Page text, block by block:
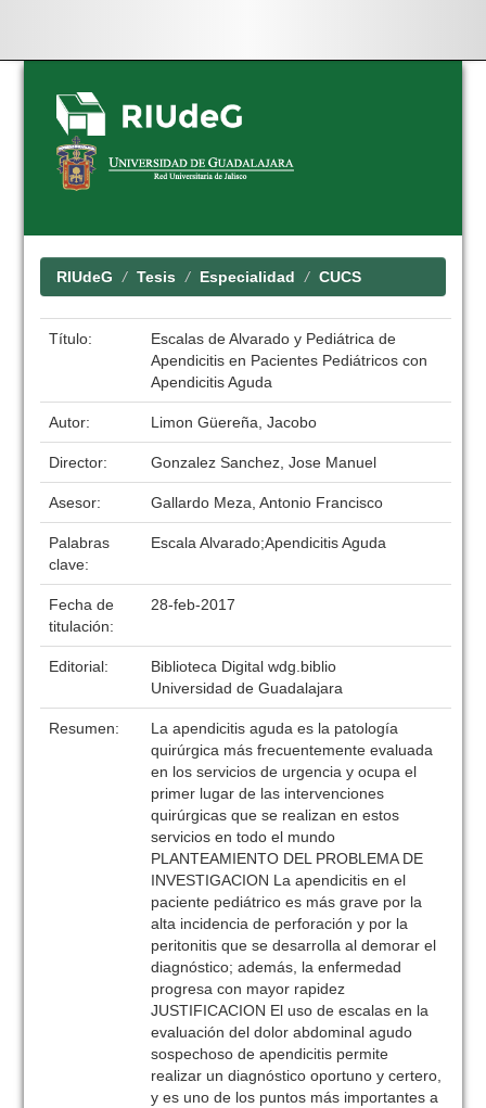
Skip
navigation
RIUdeG Tesis Especialidad CUCS
Título:
Escalas de Alvarado y Pediátrica de
Apendicitis en Pacientes Pediátricos con
Apendicitis Aguda
Autor: Limon Güereña, Jacobo
Director: Gonzalez Sanchez, Jose Manuel
Asesor: Gallardo Meza, Antonio Francisco
Palabras
clave:
Escala Alvarado;Apendicitis Aguda
Fecha de
titulación:
28-feb-2017
Editorial:
Biblioteca Digital wdg.biblio
Universidad de Guadalajara
Resumen:
La apendicitis aguda es la patología
quirúrgica más frecuentemente evaluada
en los servicios de urgencia y ocupa el
primer lugar de las intervenciones
quirúrgicas que se realizan en estos
servicios en todo el mundo
PLANTEAMIENTO DEL PROBLEMA DE
INVESTIGACION La apendicitis en el
paciente pediátrico es más grave por la
alta incidencia de perforación y por la
peritonitis que se desarrolla al demorar el
diagnóstico; además, la enfermedad
progresa con mayor rapidez
JUSTIFICACION El uso de escalas en la
evaluación del dolor abdominal agudo
sospechoso de apendicitis permite
realizar un diagnóstico oportuno y certero,
y es uno de los puntos más importantes a